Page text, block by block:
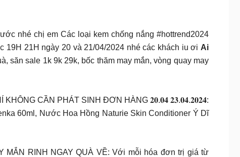
nhé chị em Các loại kem chống nắng #hottrend2024
19H 21H ngày 20 và 21/04/2024 nhé các khách iu ơi Ai
săn sale 1k 9k 29k, bốc thăm may mắn, vòng quay may
CẦN PHÁT SINH ĐƠN HÀNG 𝟐𝟎.𝟎𝟒 𝟐𝟑.𝟎𝟒.𝟐𝟎𝟐𝟒:
60ml, Nước Hoa Hồng Naturie Skin Conditioner Ý Dĩ
MẮN RINH NGAY QUÀ VỀ: Với mỗi hóa đơn trị giá từ